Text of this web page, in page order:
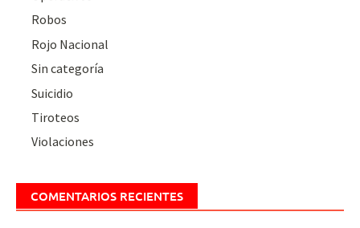
Robos
Rojo Nacional
Sin categoría
Suicidio
Tiroteos
Violaciones
COMENTARIOS RECIENTES